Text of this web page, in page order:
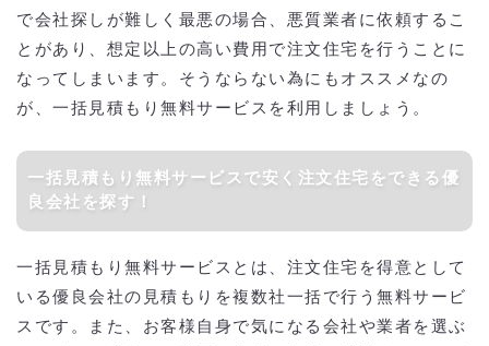
で会社探しが難しく最悪の場合、悪質業者に依頼するこ
とがあり、想定以上の高い費用で注文住宅を行うことに
なってしまいます。そうならない為にもオススメなの
が、一括見積もり無料サービスを利用しましょう。
一括見積もり無料サービスで安く注文住宅をできる優
良会社を探す！
一括見積もり無料サービスとは、注文住宅を得意として
いる優良会社の見積もりを複数社一括で行う無料サービ
スです。また、お客様自身で気になる会社や業者を選ぶ